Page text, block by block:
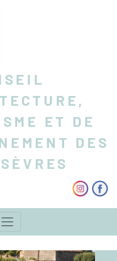
ET DE
DES